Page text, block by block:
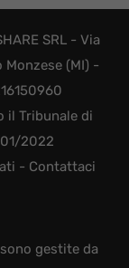
SRL - Via
Monzese (MI) -
il Tribunale di
2022
- Contattaci
gestite da